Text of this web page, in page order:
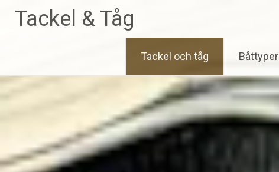
Tackel & Tåg
Tackel och tåg Båttyper